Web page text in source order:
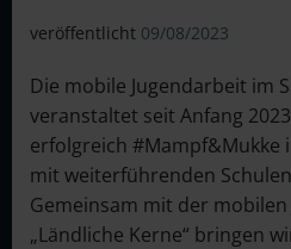
veröffentlicht 09/08/2023
Die mobile Jugendarbeit im
veranstaltet seit Anfang
erfolgreich #Mampf&Mukke
mit weiterführenden
Gemeinsam mit der
„Ländliche Kerne“ bringen